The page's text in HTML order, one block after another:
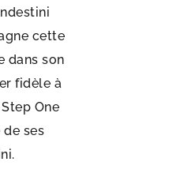
cette
dans son
fidèle à
One
ses